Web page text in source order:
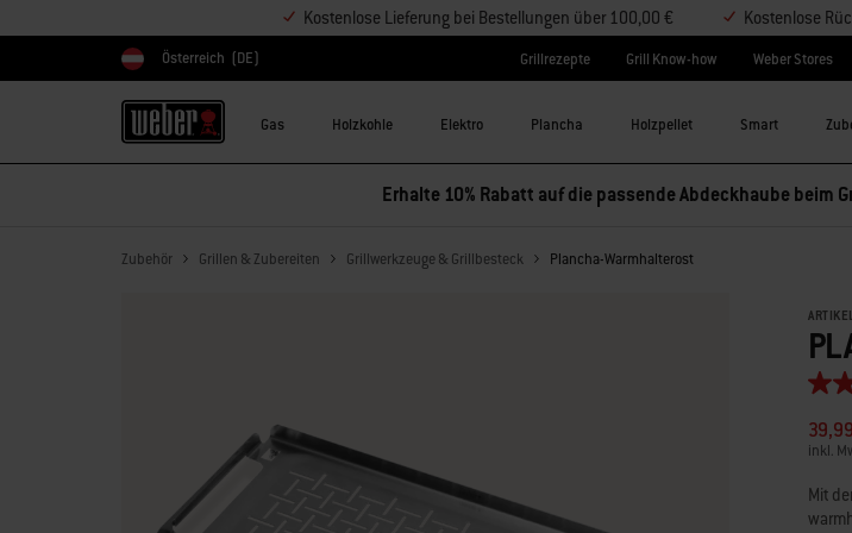
Kostenlose Lieferung bei Bestellungen über 100,00 € Kostenlose
Land auswählen
Österreich (DE) Grillrezepte Grill Know-how Weber Stores
Gas Holzkohle Elektro Plancha Holzpellet Smart
Erhalte 10% Rabatt auf die passende Abdeckhaube beim
Zubehör Grillen & Zubereiten Grillwerkzeuge & Grillbesteck Plancha-Warmhalterost
5.0
5
der
Read
inkl.
Mit